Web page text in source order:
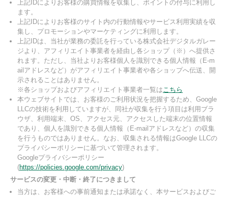
上記IDによりお客様の購買情報を収集し、ポイントの付与に利用し
ます。
上記IDによりお客様のサイト内の行動情報やサービス利用実績を収
集し、プロモーションやマーケティングに利用します。
上記IDは、当社が業務の委託を行っている株式会社デジタルガレー
ジより、アフィリエイト事業者を経由し各ショップ（※）へ提供さ
れます。ただし、当社よりお客様個人を識別できる個人情報（E-m
ailアドレスなど）がアフィリエイト事業者や各ショップへ伝送、開
示されることはありません。
※各ショップおよびアフィリエイト事業者一覧はこちら
本ウェブサイトでは、お客様のご利用状況を把握するため、Google
LLCの技術を利用していますが、同社が収集を行う項目は利用ブラ
ウザ、利用端末、OS、アクセス元、アクセスした端末の位置情報
であり、個人を識別できる個人情報（E-mailアドレスなど）の収集
を行うものではありません。なお、収集される情報はGoogle LLCの
プライバシーポリシーに基づいて管理されます。
Googleプライバシーポリシー
(https://policies.google.com/privacy)
サービスの変更・中断・終了につきまして
当方は、お客様への事前通知または承諾なく、本サービスおよびご